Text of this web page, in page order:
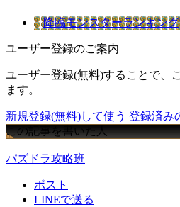
降臨モンスターランキング
ユーザー登録のご案内
ユーザー登録(無料)することで、
ます。
新規登録(無料)して使う 登録済み
この記事を書いた人
パズドラ攻略班
ポスト
LINEで送る